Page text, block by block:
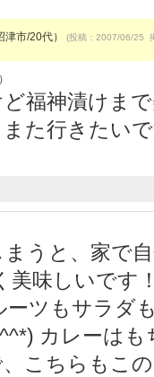
津市/20代） (投稿：2007/06/25
福神漬けま
また行きたい
うと、家で
味しいです
ーツもサラダ
カレーは
こちらもこ